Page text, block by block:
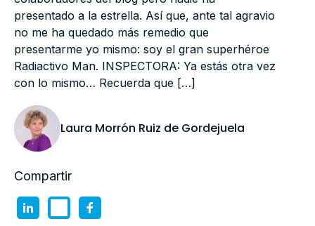
presentado a la estrella. Así que, ante tal agravio
no me ha quedado más remedio que
presentarme yo mismo: soy el gran superhéroe
Radiactivo Man. INSPECTORA: Ya estás otra vez
con lo mismo… Recuerda que […]
Laura Morrón Ruiz de Gordejuela
Compartir